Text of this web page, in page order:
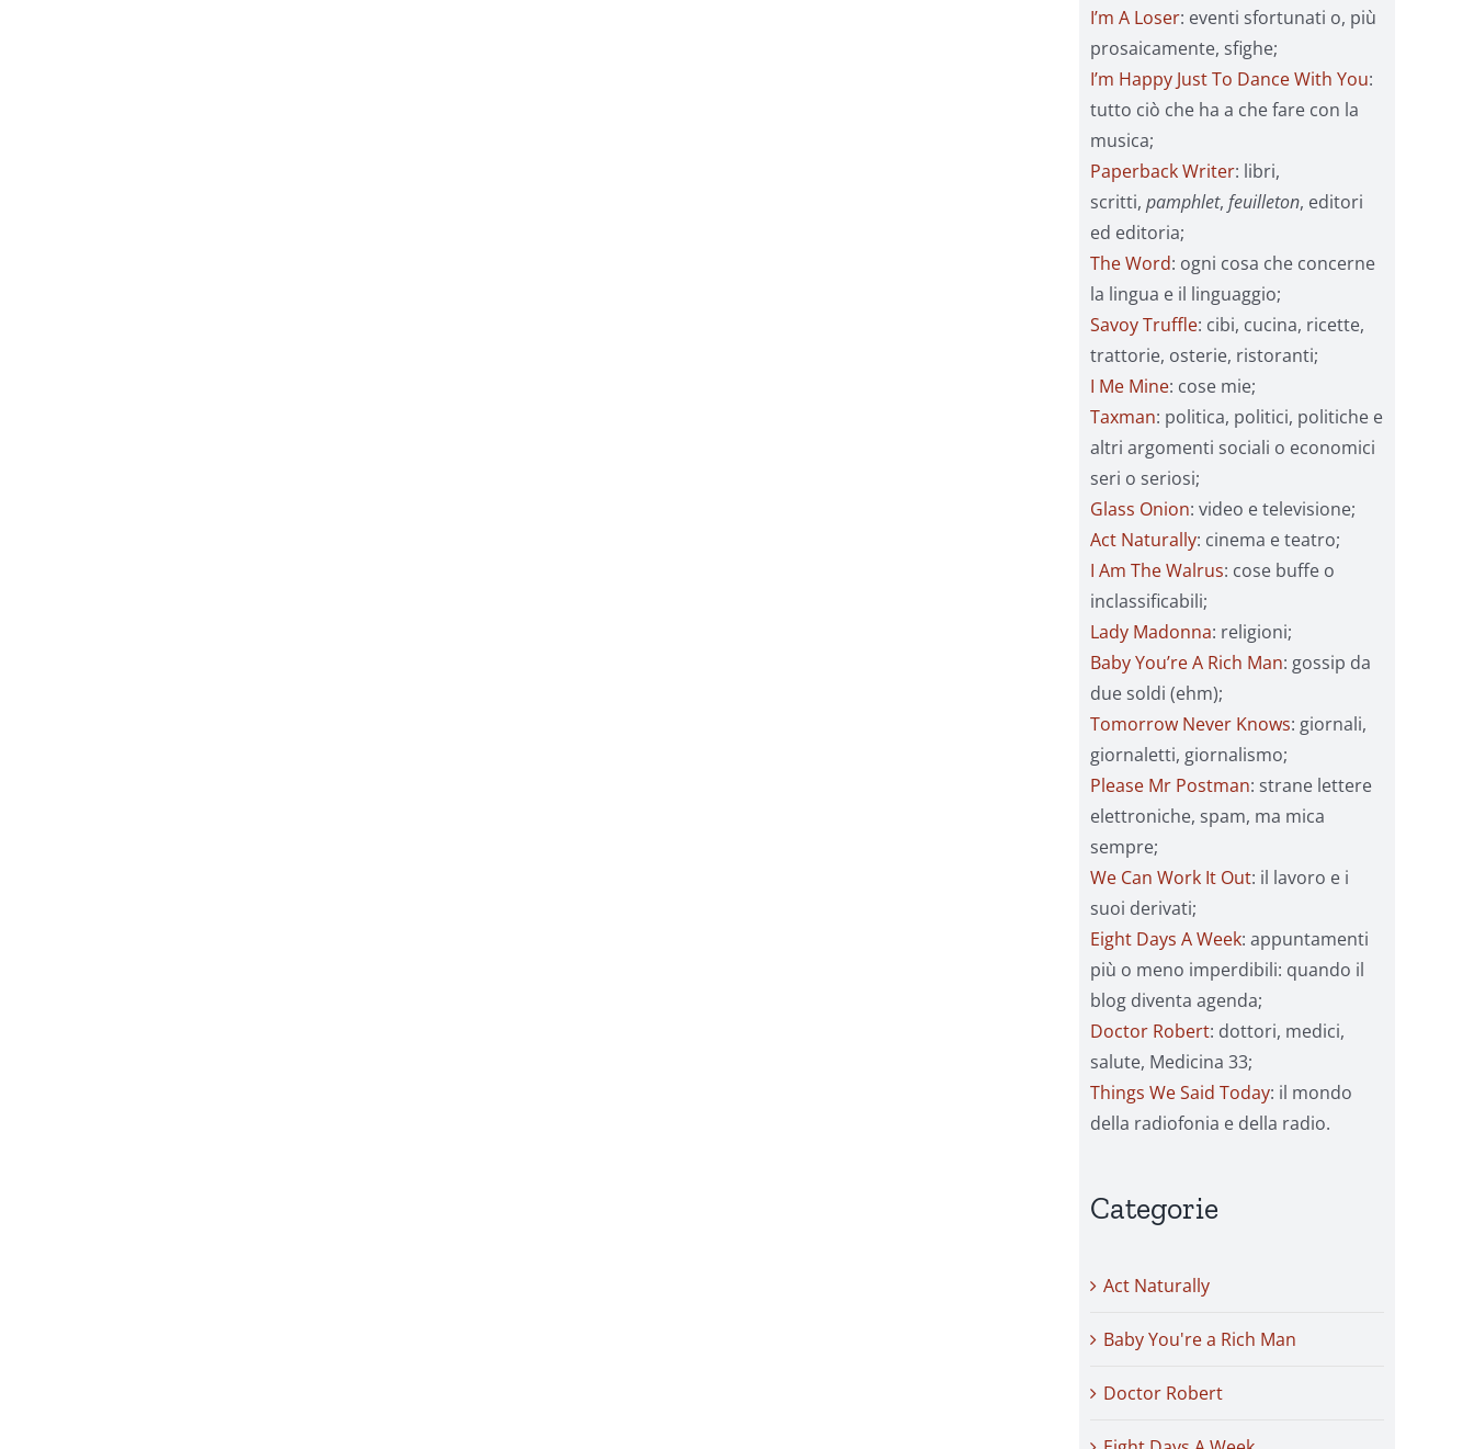
I’m A Loser: eventi sfortunati o, più
prosaicamente, sfighe;
I’m Happy Just To Dance With You:
tutto ciò che ha a che fare con la
musica;
Paperback Writer: libri,
scritti, pamphlet, feuilleton, editori
ed editoria;
The Word: ogni cosa che concerne
la lingua e il linguaggio;
Savoy Truffle: cibi, cucina, ricette,
trattorie, osterie, ristoranti;
I Me Mine: cose mie;
Taxman: politica, politici, politiche e
altri argomenti sociali o economici
seri o seriosi;
Glass Onion: video e televisione;
Act Naturally: cinema e teatro;
I Am The Walrus: cose buffe o
inclassificabili;
Lady Madonna: religioni;
Baby You’re A Rich Man: gossip da
due soldi (ehm);
Tomorrow Never Knows: giornali,
giornaletti, giornalismo;
Please Mr Postman: strane lettere
elettroniche, spam, ma mica
sempre;
We Can Work It Out: il lavoro e i
suoi derivati;
Eight Days A Week: appuntamenti
più o meno imperdibili: quando il
blog diventa agenda;
Doctor Robert: dottori, medici,
salute, Medicina 33;
Things We Said Today: il mondo
della radiofonia e della radio.
Categorie
Act Naturally
Baby You're a Rich Man
Doctor Robert